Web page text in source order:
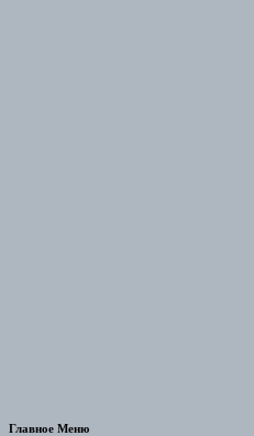
Главное Меню